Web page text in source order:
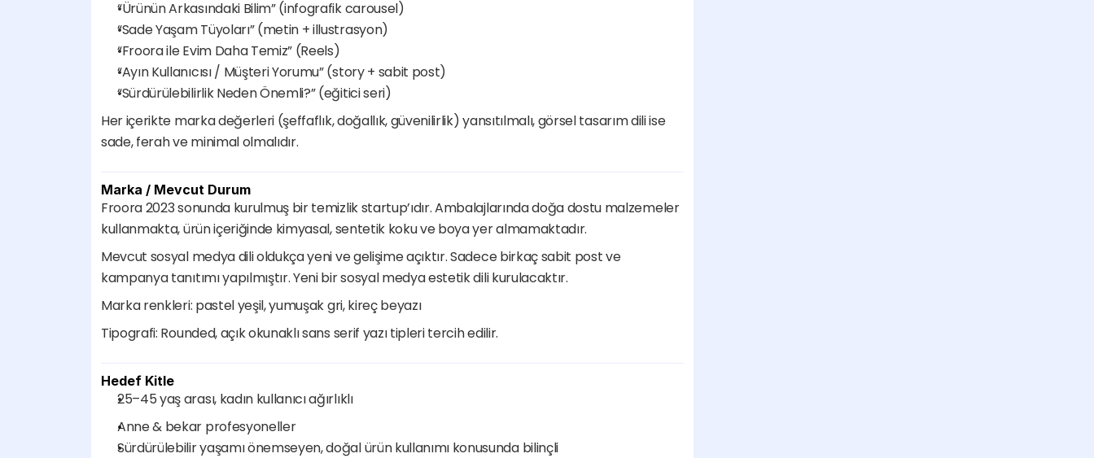
“Ürünün Arkasındaki Bilim” (infografik carousel)
“Sade Yaşam Tüyoları” (metin + illustrasyon)
“Froora ile Evim Daha Temiz” (Reels)
“Ayın Kullanıcısı / Müşteri Yorumu” (story + sabit post)
“Sürdürülebilirlik Neden Önemli?” (eğitici seri)
Her içerikte marka değerleri (şeffaflık, doğallık, güvenilirlik) yansıtılmalı, görsel tasarım dili ise
sade, ferah ve minimal olmalıdır.
Marka / Mevcut Durum
Froora 2023 sonunda kurulmuş bir temizlik startup’ıdır. Ambalajlarında doğa dostu malzemeler
kullanmakta, ürün içeriğinde kimyasal, sentetik koku ve boya yer almamaktadır.
Mevcut sosyal medya dili oldukça yeni ve gelişime açıktır. Sadece birkaç sabit post ve
kampanya tanıtımı yapılmıştır. Yeni bir sosyal medya estetik dili kurulacaktır.
Marka renkleri: pastel yeşil, yumuşak gri, kireç beyazı
Tipografi: Rounded, açık okunaklı sans serif yazı tipleri tercih edilir.
Hedef Kitle
25–45 yaş arası, kadın kullanıcı ağırlıklı
Anne & bekar profesyoneller
Sürdürülebilir yaşamı önemseyen, doğal ürün kullanımı konusunda bilinçli